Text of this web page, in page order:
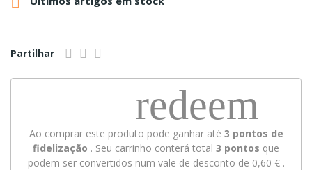
Partilhar
redeem
Ao comprar este produto pode ganhar até 3 pontos de
fidelização . Seu carrinho conterá total 3 pontos que
podem ser convertidos num vale de desconto de 0,60 €.